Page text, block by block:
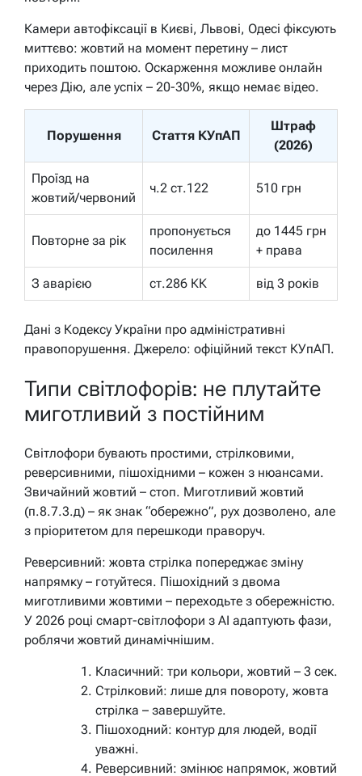
Камери автофіксації в Києві, Львові, Одесі фіксують
миттєво: жовтий на момент перетину – лист
приходить поштою. Оскарження можливе онлайн
через Дію, але успіх – 20-30%, якщо немає відео.
Порушення Стаття КУпАП
Штраф
(2026)
Проїзд на
жовтий/червоний
ч.2 ст.122 510 грн
Повторне за рік
пропонується
посилення
до 1445 грн
+ права
З аварією ст.286 КК від 3 років
Дані з Кодексу України про адміністративні
правопорушення. Джерело: офіційний текст КУпАП.
Типи світлофорів: не плутайте
миготливий з постійним
Світлофори бувають простими, стрілковими,
реверсивними, пішохідними – кожен з нюансами.
Звичайний жовтий – стоп. Миготливий жовтий
(п.8.7.3.д) – як знак “обережно”, рух дозволено, але
з пріоритетом для перешкоди праворуч.
Реверсивний: жовта стрілка попереджає зміну
напрямку – готуйтеся. Пішохідний з двома
миготливими жовтими – переходьте з обережністю.
У 2026 році смарт-світлофори з AI адаптують фази,
роблячи жовтий динамічнішим.
Класичний: три кольори, жовтий – 3 сек.
Стрілковий: лише для повороту, жовта
стрілка – завершуйте.
Пішоходний: контур для людей, водії
уважні.
Реверсивний: змінює напрямок, жовтий